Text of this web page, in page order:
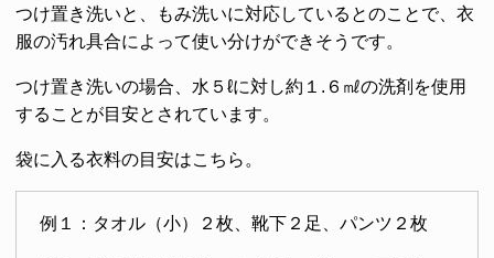
つけ置き洗いと、もみ洗いに対応しているとのことで、衣
服の汚れ具合によって使い分けができそうです。
つけ置き洗いの場合、水５ℓに対し約１.６㎖の洗剤を使用
することが目安とされています。
袋に入る衣料の目安はこちら。
例１：タオル（小）２枚、靴下２足、パンツ２枚